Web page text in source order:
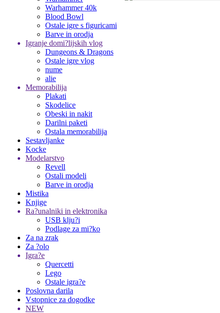
Warhammer 40k
Blood Bowl
Ostale igre s figuricami
Barve in orodja
Igranje domi?lijskih vlog
Dungeons & Dragons
Ostale igre vlog
nume
alie
Memorabilija
Plakati
Skodelice
Obeski in nakit
Darilni paketi
Ostala memorabilija
Sestavljanke
Kocke
Modelarstvo
Revell
Ostali modeli
Barve in orodja
Mistika
Knjige
Ra?unalniki in elektronika
USB klju?i
Podlage za mi?ko
Za na zrak
Za ?olo
Igra?e
Quercetti
Lego
Ostale igra?e
Poslovna darila
Vstopnice za dogodke
NEW